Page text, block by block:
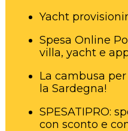
Yacht
Spesa Online
villa, yacht e
La cambusa
la Sardegna!
SPESATIPRO:
con sconto e